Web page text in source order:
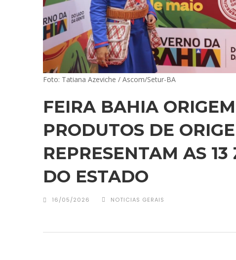
Foto: Tatiana Azeviche / Ascom/Setur-BA
FEIRA BAHIA
PRODUTOS DE
REPRESENTAM AS
DO ESTADO
16/05/2026 NOTICIAS GERAIS